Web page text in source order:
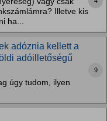
Illetve kis
ha...
adóznia kellett a
adóilletőségű
úgy tudom, ilyen
9